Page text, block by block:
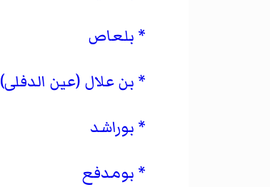
بلعاص
بن علال (عين الدفلى)
بوراشد
بومدفع